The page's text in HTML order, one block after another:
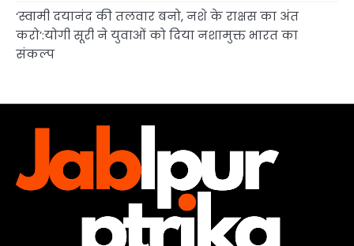
‘स्वामी दयानंद की तलवार बनो, नशे के राक्षस का अंत
करो’:योगी सूरी ने युवाओं को दिया नशामुक्त भारत का
संकल्प